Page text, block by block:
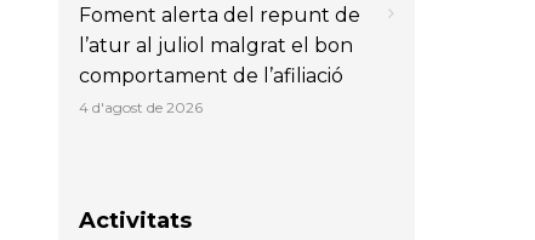
Foment alerta del repunt de
l’atur al juliol malgrat el bon
comportament de l’afiliació
4 d'agost de 2026
Activitats